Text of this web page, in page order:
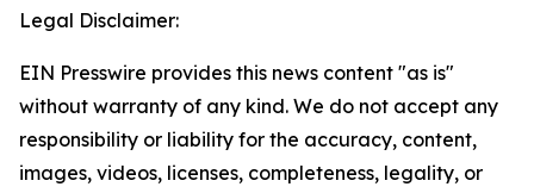
Legal Disclaimer:
EIN Presswire provides this news content "as is"
without warranty of any kind. We do not accept any
responsibility or liability for the accuracy, content,
images, videos, licenses, completeness, legality, or